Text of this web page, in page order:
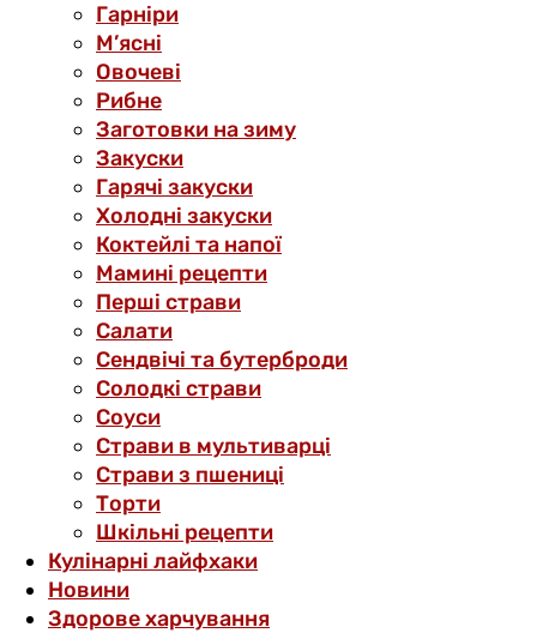
Гарніри
М’ясні
Овочеві
Рибне
Заготовки на зиму
Закуски
Гарячі закуски
Холодні закуски
Коктейлі та напої
Мамині рецепти
Перші страви
Салати
Сендвічі та бутерброди
Солодкі страви
Соуси
Страви в мультиварці
Страви з пшениці
Торти
Шкільні рецепти
Кулінарні лайфхаки
Новини
Здорове харчування